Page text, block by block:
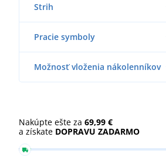
Strih
Pracie symboly
Možnosť vloženia nákolenníkov
Nakúpte ešte za 69,99 €
a získate DOPRAVU ZADARMO